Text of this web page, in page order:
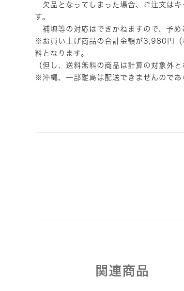
欠品となってしまった場合、ご注文はキ
す。
補填等の対応はできかねますので、予め
※お買い上げ商品の合計金額が3,980円（
料となります。
（但し、送料無料の商品は計算の対象外と
※沖縄、一部離島は配送できませんのであ
関連商品